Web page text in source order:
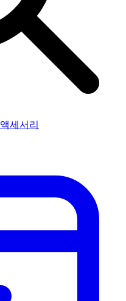
액세서리